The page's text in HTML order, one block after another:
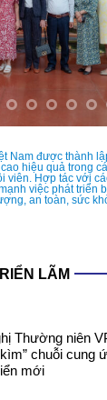
Nam được thành
hiệu quả trong
viên. Hợp tác với
việc phát triển
an toàn, sức
LÃM
Thường niên
kìm” chuỗi cung
mới